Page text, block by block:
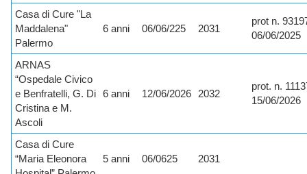
Casa di Cure "La
Maddalena"
Palermo
6 anni 06/06/225 2031
prot n.
06/06/2025
ARNAS
“Ospedale Civico
e Benfratelli, G. Di
Cristina e M.
Ascoli
6 anni 12/06/2026 2032
prot. n.
15/06/2026
Casa di Cure
“Maria Eleonora
5 anni 06/0625 2031